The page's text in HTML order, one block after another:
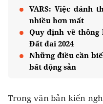
VARS: Việc đánh
nhiều hơn mất
Quy định về
Đất đai 2024
Những điều cần
bất động sản
Trong văn bản kiến